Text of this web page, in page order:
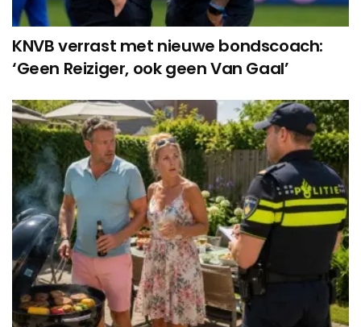
KNVB verrast met nieuwe bondscoach:
‘Geen Reiziger, ook geen Van Gaal’